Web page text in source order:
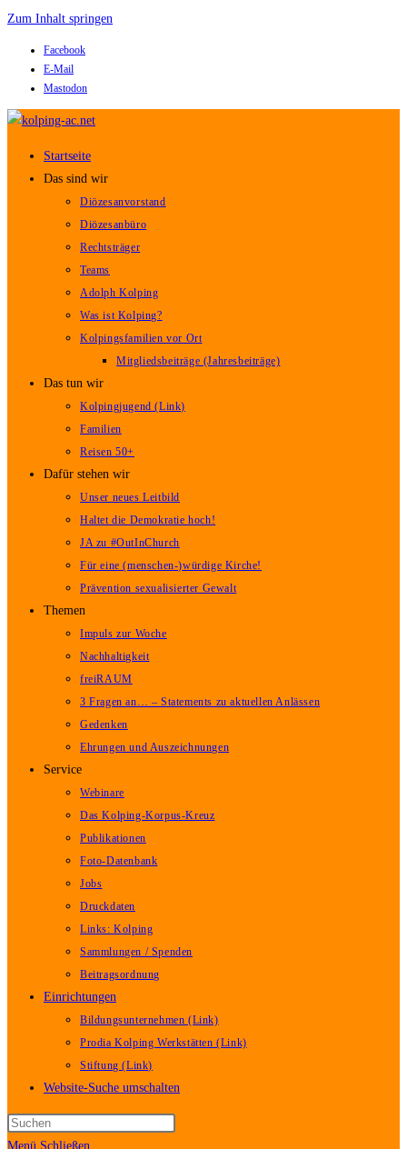
Zum Inhalt springen
Facebook
E-Mail
Mastodon
Startseite
Das sind wir
Diözesanvorstand
Diözesanbüro
Rechtsträger
Teams
Adolph Kolping
Was ist Kolping?
Kolpingsfamilien vor Ort
Mitgliedsbeiträge (Jahresbeiträge)
Das tun wir
Kolpingjugend (Link)
Familien
Reisen 50+
Dafür stehen wir
Unser neues Leitbild
Haltet die Demokratie hoch!
JA zu #OutInChurch
Für eine (menschen-)würdige Kirche!
Prävention sexualisierter Gewalt
Themen
Impuls zur Woche
Nachhaltigkeit
freiRAUM
3 Fragen an… – Statements zu aktuellen Anlässen
Gedenken
Ehrungen und Auszeichnungen
Service
Webinare
Das Kolping-Korpus-Kreuz
Publikationen
Foto-Datenbank
Jobs
Druckdaten
Links: Kolping
Sammlungen / Spenden
Beitragsordnung
Einrichtungen
Bildungsunternehmen (Link)
Prodia Kolping Werkstätten (Link)
Stiftung (Link)
Website-Suche umschalten
Menü Schließen